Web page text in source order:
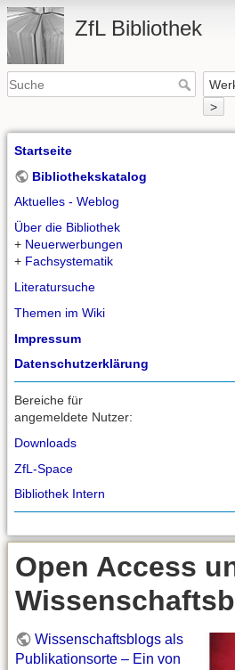
ZfL Bibliothek
>
Startseite
Bibliothekskatalog
Aktuelles - Weblog
Über die Bibliothek
+ Neuerwerbungen
+ Fachsystematik
Literatursuche
Themen im Wiki
Impressum
Datenschutzerklärung
Bereiche für
angemeldete Nutzer:
Downloads
ZfL-Space
Bibliothek Intern
Open Access
Wissenschaftsblogs als
Publikationsorte – Ein von